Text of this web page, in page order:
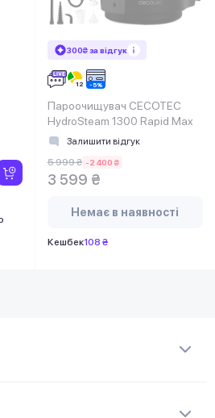
300₴ за відгук
Пароочищувач CECOTEC
HydroSteam 1300 Rapid Max
Залишити відгук
5 999 ₴ -2 400 ₴
3 599 ₴
Немає в наявності
Кешбек108 ₴